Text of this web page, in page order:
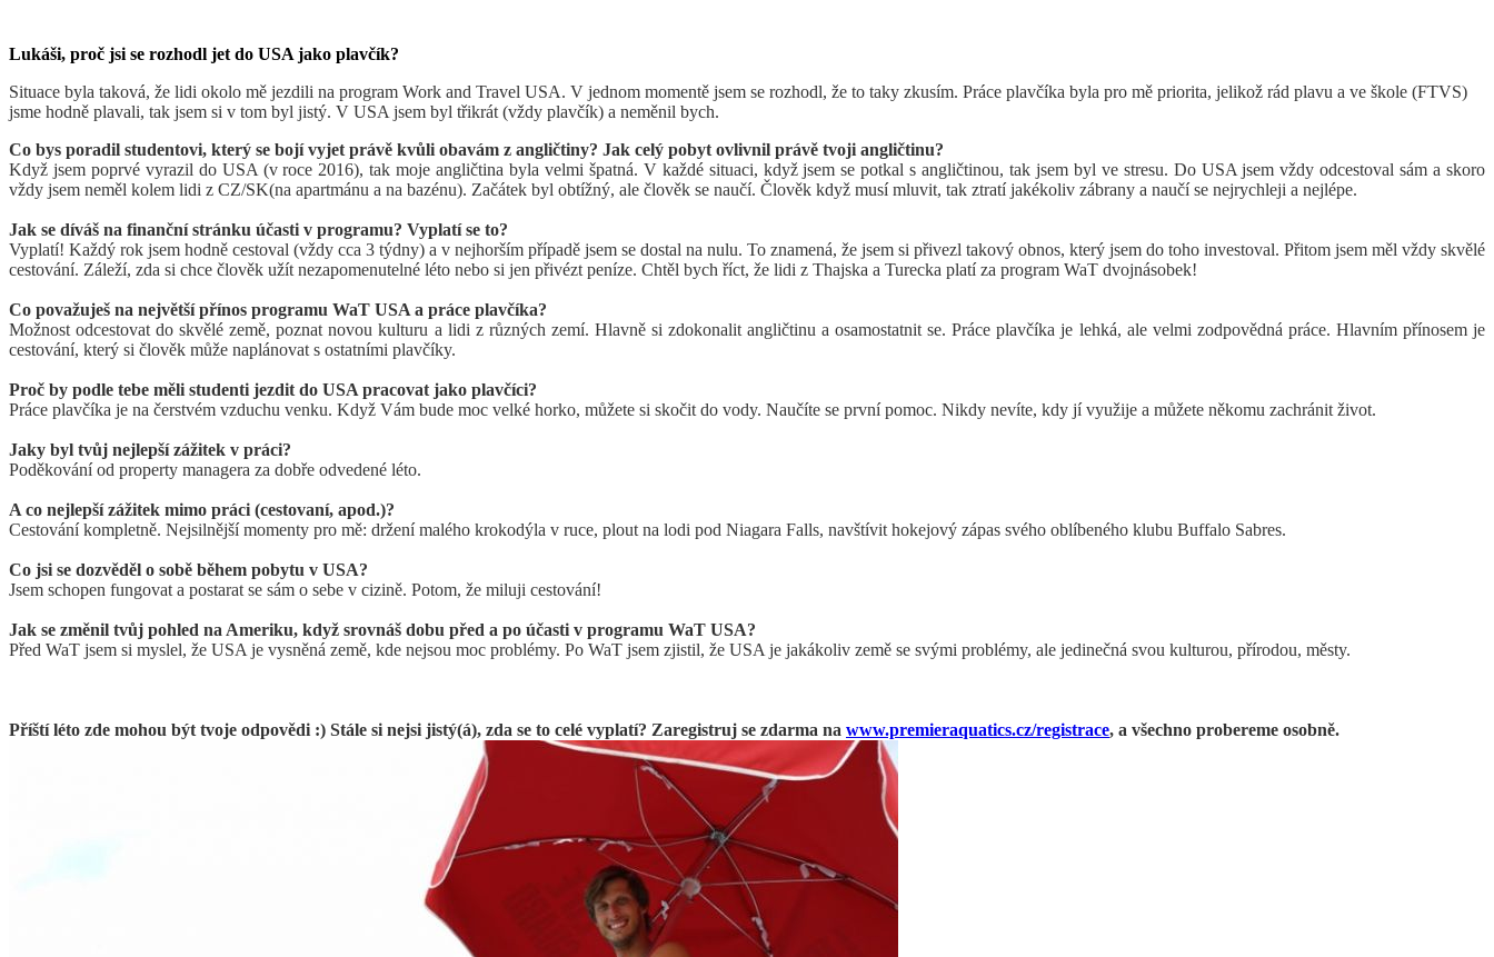
Lukáši, proč jsi se rozhodl jet do USA jako plavčík?
Situace byla taková, že lidi okolo mě jezdili na program Work and Travel USA. V jednom momentě jsem se rozhodl, že to taky zkusím. Práce plavčíka byla pro mě priorita, jelikož rád plavu a ve škole (FTVS)
jsme hodně plavali, tak jsem si v tom byl jistý. V USA jsem byl třikrát (vždy plavčík) a neměnil bych.
Co bys poradil studentovi, který se bojí vyjet právě kvůli obavám z angličtiny? Jak celý pobyt ovlivnil právě tvoji angličtinu?
Když jsem poprvé vyrazil do USA (v roce 2016), tak moje angličtina byla velmi špatná. V každé situaci, když jsem se potkal s angličtinou, tak jsem byl ve stresu. Do USA jsem vždy odcestoval sám a skoro
vždy jsem neměl kolem lidi z CZ/SK(na apartmánu a na bazénu). Začátek byl obtížný, ale člověk se naučí. Člověk když musí mluvit, tak ztratí jakékoliv zábrany a naučí se nejrychleji a nejlépe.
Jak se díváš na finanční stránku účasti v programu? Vyplatí se to?
Vyplatí! Každý rok jsem hodně cestoval (vždy cca 3 týdny) a v nejhorším případě jsem se dostal na nulu. To znamená, že jsem si přivezl takový obnos, který jsem do toho investoval. Přitom jsem měl vždy skvělé
cestování. Záleží, zda si chce člověk užít nezapomenutelné léto nebo si jen přivézt peníze. Chtěl bych říct, že lidi z Thajska a Turecka platí za program WaT dvojnásobek!
Co považuješ na největší přínos programu WaT USA a práce plavčíka?
Možnost odcestovat do skvělé země, poznat novou kulturu a lidi z různých zemí. Hlavně si zdokonalit angličtinu a osamostatnit se. Práce plavčíka je lehká, ale velmi zodpovědná práce. Hlavním přínosem je
cestování, který si člověk může naplánovat s ostatními plavčíky.
Proč by podle tebe měli studenti jezdit do USA pracovat jako plavčíci?
Práce plavčíka je na čerstvém vzduchu venku. Když Vám bude moc velké horko, můžete si skočit do vody. Naučíte se první pomoc. Nikdy nevíte, kdy jí využije a můžete někomu zachránit život.
Jaky byl tvůj nejlepší zážitek v práci?
Poděkování od property managera za dobře odvedené léto.
A co nejlepší zážitek mimo práci (cestovaní, apod.)?
Cestování kompletně. Nejsilnější momenty pro mě: držení malého krokodýla v ruce, plout na lodi pod Niagara Falls, navštívit hokejový zápas svého oblíbeného klubu Buffalo Sabres.
Co jsi se dozvěděl o sobě během pobytu v USA?
Jsem schopen fungovat a postarat se sám o sebe v cizině. Potom, že miluji cestování!
Jak se změnil tvůj pohled na Ameriku, když srovnáš dobu před a po účasti v programu WaT USA?
Před WaT jsem si myslel, že USA je vysněná země, kde nejsou moc problémy. Po WaT jsem zjistil, že USA je jakákoliv země se svými problémy, ale jedinečná svou kulturou, přírodou, městy.
Příští léto zde mohou být tvoje odpovědi :) Stále si nejsi jistý(á), zda se to celé vyplatí? Zaregistruj se zdarma na www.premieraquatics.cz/registrace, a všechno probereme osobně.